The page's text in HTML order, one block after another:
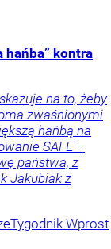
hańba” kontra
na to, żeby
zwaśnionymi
hańbą na
SAFE –
państwa, z
Jakubiak z
Tygodnik Wprost